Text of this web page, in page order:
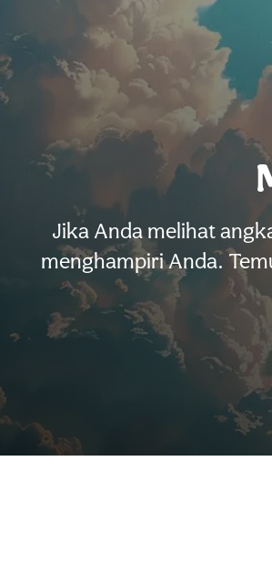
Jika Anda melihat
menghampiri Anda.